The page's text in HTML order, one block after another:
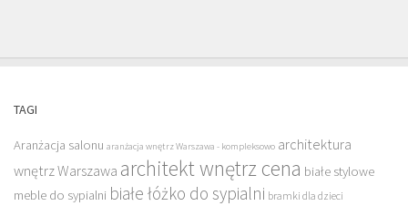
TAGI
Aranżacja salonu aranżacja wnętrz Warszawa - kompleksowo architektura
wnętrz Warszawa architekt wnętrz cena białe stylowe
meble do sypialni białe łóżko do sypialni bramki dla dzieci